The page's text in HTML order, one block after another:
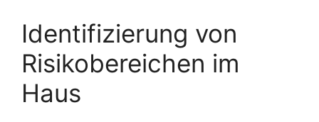
Identifizierung von
Risikobereichen im
Haus